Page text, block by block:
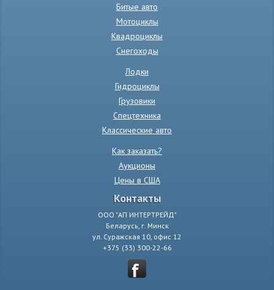
Битые авто
Мотоциклы
Квадроциклы
Снегоходы
Лодки
Гидроциклы
Грузовики
Спецтехника
Классические авто
Как заказать?
Аукционы
Цены в США
Контакты
ООО "АП ИНТЕРТРЕЙД"
Беларусь, г. Минск
ул. Суражская 10, офис 12
+375 (33) 300-22-66